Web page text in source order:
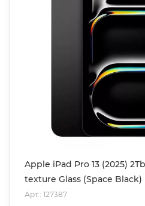
Apple iPad Pro 13 (2025)
texture Glass (Space Black)
Арт.: 127387